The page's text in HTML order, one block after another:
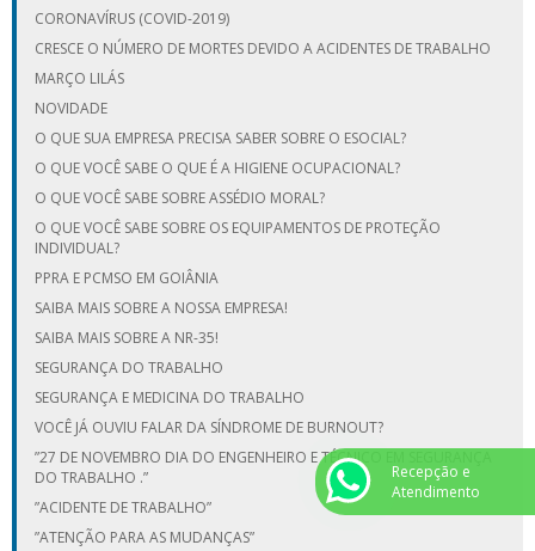
CORONAVÍRUS (COVID-2019)
CRESCE O NÚMERO DE MORTES DEVIDO A ACIDENTES DE TRABALHO
MARÇO LILÁS
NOVIDADE
O QUE SUA EMPRESA PRECISA SABER SOBRE O ESOCIAL?
O QUE VOCÊ SABE O QUE É A HIGIENE OCUPACIONAL?
O QUE VOCÊ SABE SOBRE ASSÉDIO MORAL?
O QUE VOCÊ SABE SOBRE OS EQUIPAMENTOS DE PROTEÇÃO
INDIVIDUAL?
PPRA E PCMSO EM GOIÂNIA
SAIBA MAIS SOBRE A NOSSA EMPRESA!
SAIBA MAIS SOBRE A NR-35!
SEGURANÇA DO TRABALHO
SEGURANÇA E MEDICINA DO TRABALHO
VOCÊ JÁ OUVIU FALAR DA SÍNDROME DE BURNOUT?
”27 DE NOVEMBRO DIA DO ENGENHEIRO E TÉCNICO EM SEGURANÇA
DO TRABALHO .”
”ACIDENTE DE TRABALHO”
”ATENÇÃO PARA AS MUDANÇAS”
Recepção e
Atendimento